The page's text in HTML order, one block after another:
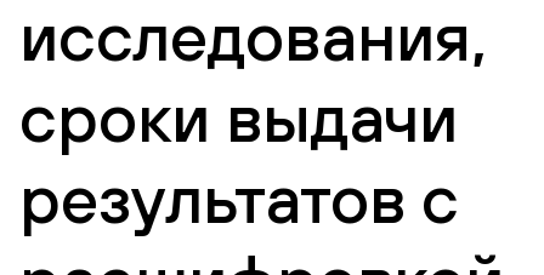
исследования,
сроки выдачи
результатов с